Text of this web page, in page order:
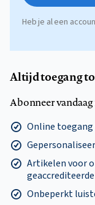
Heb je al een
Altijd toegang
Abonneer vandaag
Online
Artikelen voor
Onbeperkt